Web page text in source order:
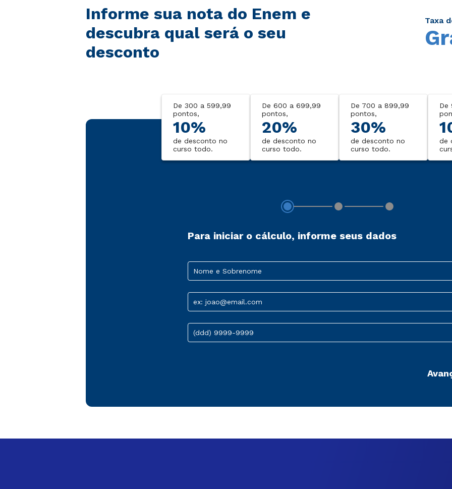
Informe sua nota do Enem e
descubra qual será o seu
desconto
Taxa
De 300 a 599,99
pontos,
10%
de desconto no
curso todo.
De 600 a 699,99
pontos,
20%
de desconto no
curso todo.
De 700 a 899,99
pontos,
30%
de desconto no
curso todo.
De
de
Para iniciar o cálculo, informe seus dados
Nome e Sobrenome
ex: joao@email.com
(ddd) 9999-9999